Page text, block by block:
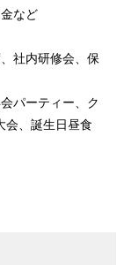
など
社内研修会、保
パーティー、ク
会、誕生日昼食